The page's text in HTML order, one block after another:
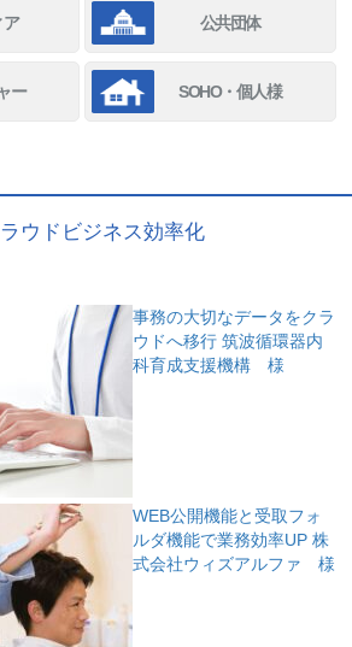
ア 公共団体
ー SOHO・個人様
ウドビジネス効率化
事務の大切なデータをクラ
ウドへ移行筑波循環器内
科育成支援機構 様
WEB公開機能と受取フォ
ルダ機能で業務効率UP株
式会社ウィズアルファ 様